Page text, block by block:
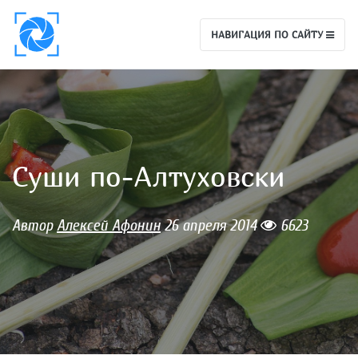
НАВИГАЦИЯ ПО САЙТУ
Суши по-Алтуховски
АвторАлексей Афонин26 апреля 2014 6623